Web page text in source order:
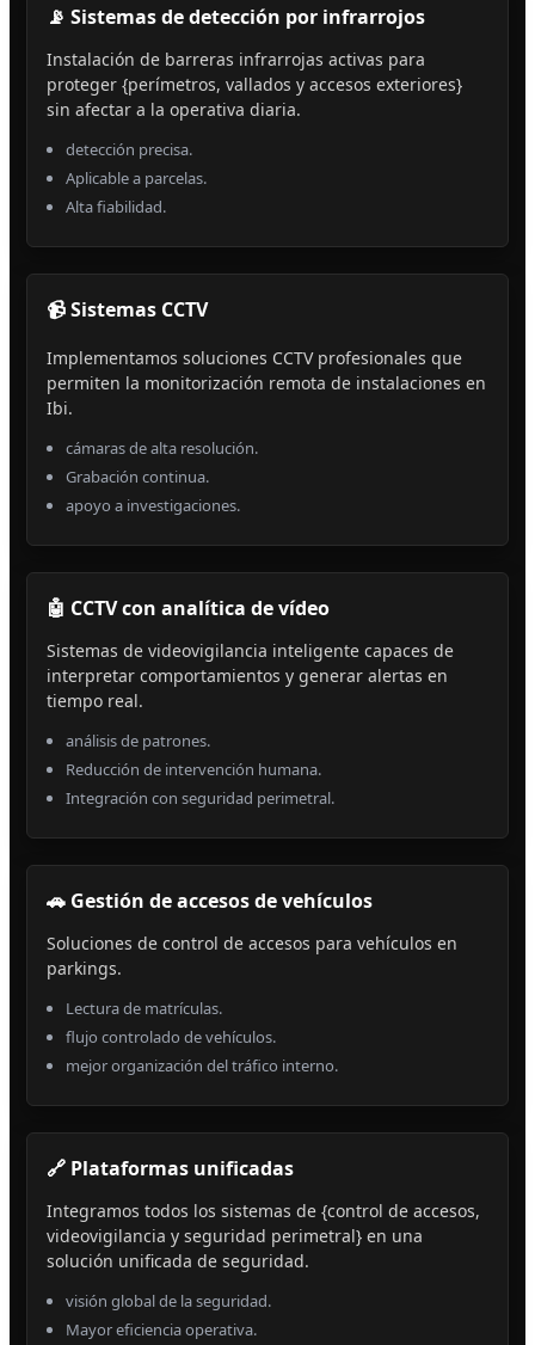
📡 Sistemas de detección por infrarrojos
Instalación de barreras infrarrojas activas para
proteger {perímetros, vallados y accesos exteriores}
sin afectar a la operativa diaria.
detección precisa.
Aplicable a parcelas.
Alta fiabilidad.
📹 Sistemas CCTV
Implementamos soluciones CCTV profesionales que
permiten la monitorización remota de instalaciones en
Ibi.
cámaras de alta resolución.
Grabación continua.
apoyo a investigaciones.
🤖 CCTV con analítica de vídeo
Sistemas de videovigilancia inteligente capaces de
interpretar comportamientos y generar alertas en
tiempo real.
análisis de patrones.
Reducción de intervención humana.
Integración con seguridad perimetral.
🚗 Gestión de accesos de vehículos
Soluciones de control de accesos para vehículos en
parkings.
Lectura de matrículas.
flujo controlado de vehículos.
mejor organización del tráfico interno.
🔗 Plataformas unificadas
Integramos todos los sistemas de {control de accesos,
videovigilancia y seguridad perimetral} en una
solución unificada de seguridad.
visión global de la seguridad.
Mayor eficiencia operativa.